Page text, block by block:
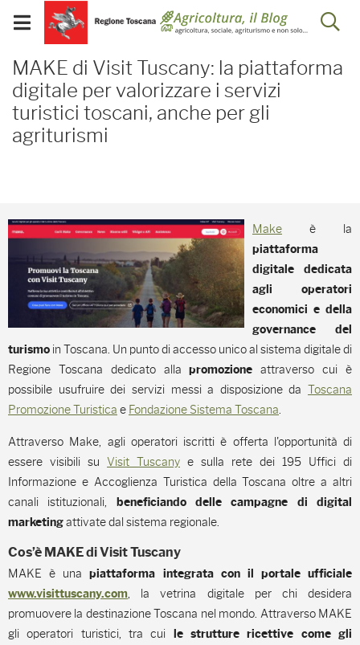
Skip to Main Content
Visualizza/chiudi
menu
mobile
MAKE di Visit
MAKE di Visit Tuscany: la piattaforma
digitale per valorizzare i servizi
turistici toscani, anche per gli
agriturismi
Make è la
piattaforma
digitale
dedicata
agli operatori
economici e della
governance del
turismo in Toscana. Un punto di accesso unico al sistema digitale di
Regione Toscana dedicato allapromozione attraverso cui è
possibile usufruire dei servizi messi a disposizione da Toscana
Promozione Turistica e Fondazione Sistema Toscana.
Attraverso Make, agli operatori iscritti è offerta l'opportunità di
essere visibili su Visit Tuscany e sulla rete dei 195 Uffici di
Informazione e Accoglienza Turistica della Toscana oltre a altri
canali istituzionali,
beneficiando delle campagne di digital
marketingattivate dal sistema regionale.
Cos’è MAKE di Visit Tuscany
MAKE è unapiattaforma integrata con il portale ufficiale
www.visittuscany.com, la vetrina digitale per chi desidera
promuovere la destinazione Toscana nel mondo. Attraverso MAKE
gli operatori turistici, tra cui
le strutture ricettive come gli